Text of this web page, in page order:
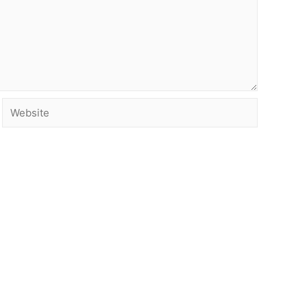
Website